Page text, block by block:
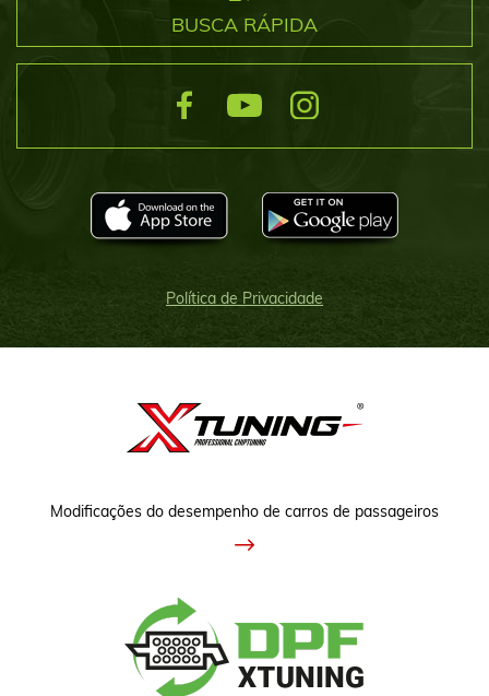
BUSCA RÁPIDA
Política de Privacidade
Modificações do desempenho de carros de passageiros